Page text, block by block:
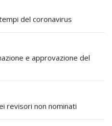
del coronavirus
e approvazione del
revisori non nominati